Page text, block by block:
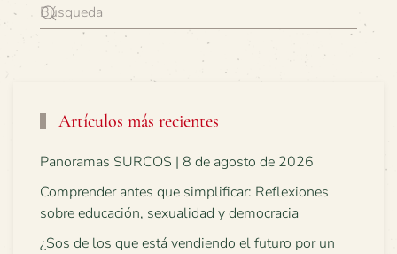
Artículos más recientes
Panoramas SURCOS | 8 de agosto de 2026
Comprender antes que simplificar: Reflexiones
sobre educación, sexualidad y democracia
¿Sos de los que está vendiendo el futuro por un